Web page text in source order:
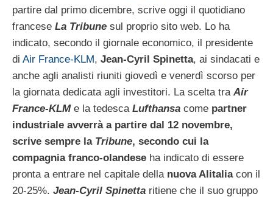
partire dal primo dicembre, scrive oggi il quotidiano
francese La Tribune sul proprio sito web. Lo ha
indicato, secondo il giornale economico, il presidente
di Air France-KLM, Jean-Cyril Spinetta, ai sindacati e
anche agli analisti riuniti giovedì e venerdì scorso per
la giornata dedicata agli investitori. La scelta tra Air
France-KLM e la tedesca Lufthansa come partner
industriale avverrà a partire dal 12 novembre,
scrive sempre la Tribune, secondo cui la
compagnia franco-olandese ha indicato di essere
pronta a entrare nel capitale della nuova Alitaliacon il
20-25%. Jean-Cyril Spinetta ritiene che il suo gruppo